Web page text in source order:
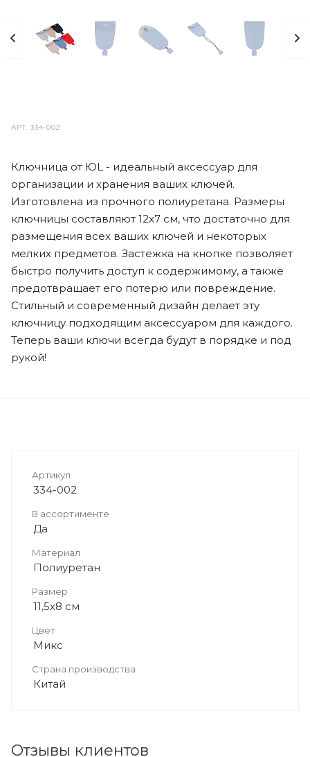
АРТ.334-002
Ключница от ЮL - идеальный аксессуар для
организации и хранения ваших ключей.
Изготовлена из прочного полиуретана. Размеры
ключницы составляют 12x7 см, что достаточно для
размещения всех ваших ключей и некоторых
мелких предметов. Застежка на кнопке позволяет
быстро получить доступ к содержимому, а также
предотвращает его потерю или повреждение.
Стильный и современный дизайн делает эту
ключницу подходящим аксессуаром для каждого.
Теперь ваши ключи всегда будут в порядке и под
рукой!
Артикул
334-002
В ассортименте
Да
Материал
Полиуретан
Размер
11,5х8 см
Цвет
Микс
Страна производства
Китай
Отзывы клиентов